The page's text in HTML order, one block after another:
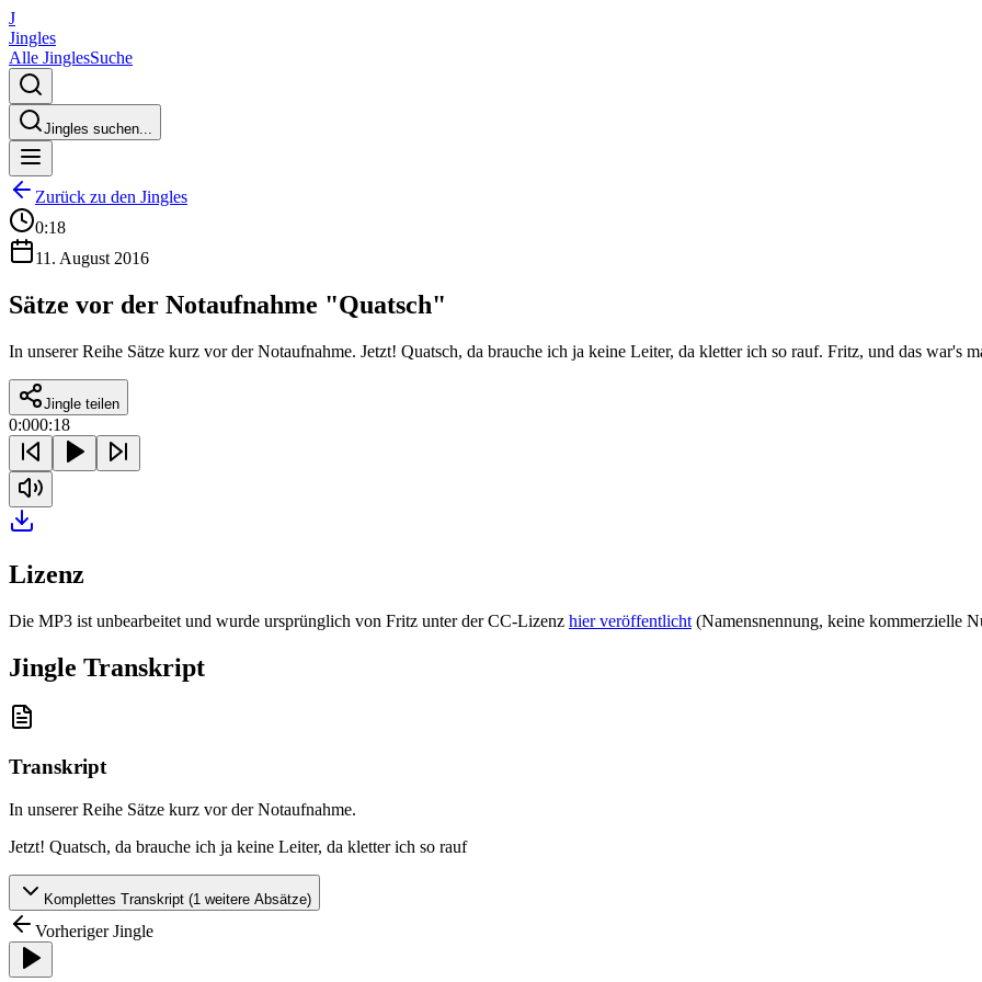
J
Jingles
Alle JinglesSuche
Jingles suchen...
Zurück zu den Jingles
0:18
11. August 2016
Sätze vor der Notaufnahme "Quatsch"
In unserer Reihe Sätze kurz vor der Notaufnahme. Jetzt! Quatsch, da brauche ich ja keine Leiter, da kletter ich so rauf. Fritz, und das war's
Jingle teilen
0:000:18
Lizenz
Die MP3 ist unbearbeitet und wurde ursprünglich von Fritz unter der CC-Lizenz hier veröffentlicht (Namensnennung, keine kommerzielle
Jingle Transkript
Transkript
In unserer Reihe Sätze kurz vor der Notaufnahme.
Jetzt! Quatsch, da brauche ich ja keine Leiter, da kletter ich so rauf
Komplettes Transkript (1 weitere Absätze)
Vorheriger Jingle